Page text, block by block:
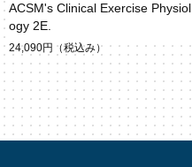
ACSM's Clinical Exercise Physiol
ogy 2E.
24,090円 （税込み）